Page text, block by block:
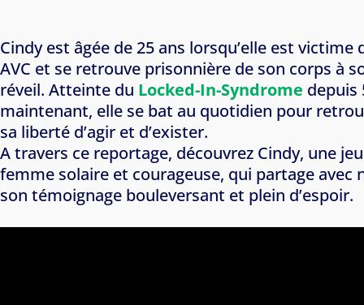
Cindy est âgée de 25 ans lorsqu’elle est victime
AVC et se retrouve prisonnière de son corps à
réveil. Atteinte du Locked-In-Syndrome depuis
maintenant, elle se bat au quotidien pour
sa liberté d’agir et d’exister.
A travers ce reportage, découvrez Cindy, une
femme solaire et courageuse, qui partage avec
son témoignage bouleversant et plein d’espoir.